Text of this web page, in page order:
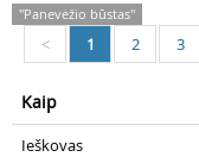
"Panevėžio būstas"
< 1 2 3
Kaip
Ieškovas